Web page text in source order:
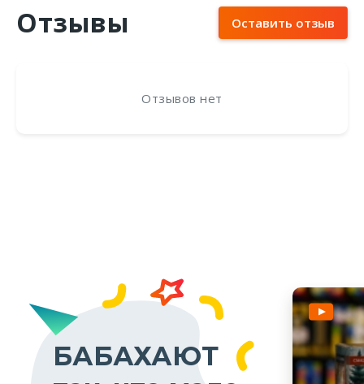
Отзывы Оставить отзыв
Отзывов нет
БАБАХАЮТ